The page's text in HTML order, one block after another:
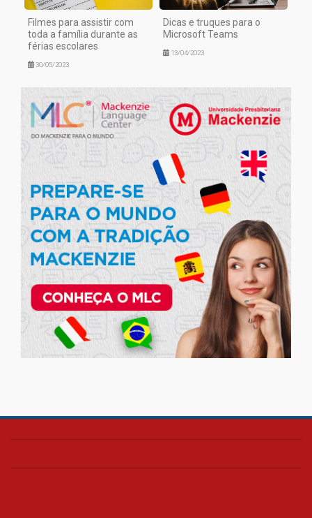
Filmes para assistir com
toda a família durante as
férias escolares
30/05/2023
Dicas e truques para o
Microsoft Teams
13/04/2023